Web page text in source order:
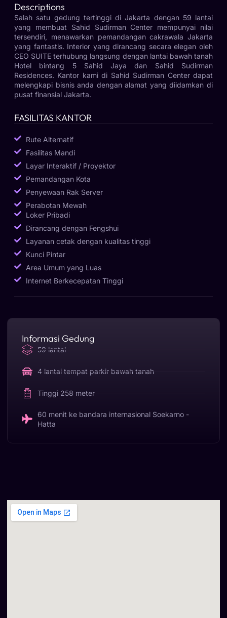
Descriptions
Salah satu gedung tertinggi di Jakarta dengan 59 lantai
yang membuat Sahid Sudirman Center mempunyai nilai
tersendiri, menawarkan pemandangan cakrawala Jakarta
yang fantastis. Interior yang dirancang secara elegan oleh
CEO SUITE terhubung langsung dengan lantai bawah tanah
Hotel bintang 5 Sahid Jaya dan Sahid Sudirman
Residences. Kantor kami di Sahid Sudirman Center dapat
melengkapi bisnis anda dengan alamat yang diidamkan di
pusat finansial Jakarta.
FASILITAS KANTOR
Rute Alternatif
Fasilitas Mandi
Layar Interaktif / Proyektor
Pemandangan Kota
Penyewaan Rak Server
Perabotan Mewah
Loker Pribadi
Dirancang dengan Fengshui
Layanan cetak dengan kualitas tinggi
Kunci Pintar
Area Umum yang Luas
Internet Berkecepatan Tinggi
Informasi Gedung
59 lantai
4 lantai tempat parkir bawah tanah
Tinggi 258 meter
60 menit ke bandara internasional Soekarno -
Hatta